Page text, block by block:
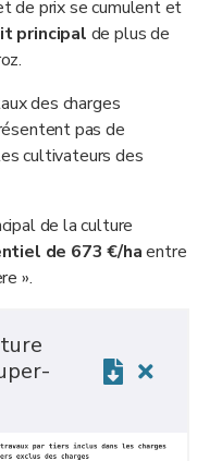
de prix se cumulent et
principal de plus de
des charges
pas de
cultivateurs des
de la culture
de 673 €/haentre
».